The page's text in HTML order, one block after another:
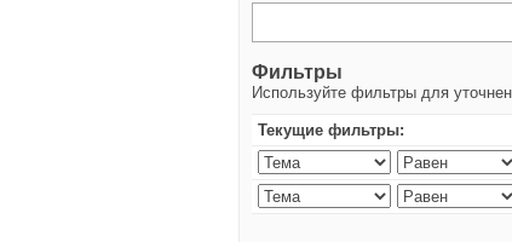
Фильтры
Используйте фильтры для
Текущие фильтры: